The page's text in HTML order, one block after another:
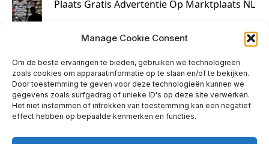
Manage Cookie Consent
Om de beste ervaringen te bieden, gebruiken we technologieën
zoals cookies om apparaatinformatie op te slaan en/of te bekijken.
Door toestemming te geven voor deze technologieën kunnen we
gegevens zoals surfgedrag of unieke ID's op deze site verwerken.
Het niet instemmen of intrekken van toestemming kan een negatief
effect hebben op bepaalde kenmerken en functies.
Plaats Gratis Advertentie Op Marktplaats NL
Kruisbestuiving Voor Succesvolle Marketing